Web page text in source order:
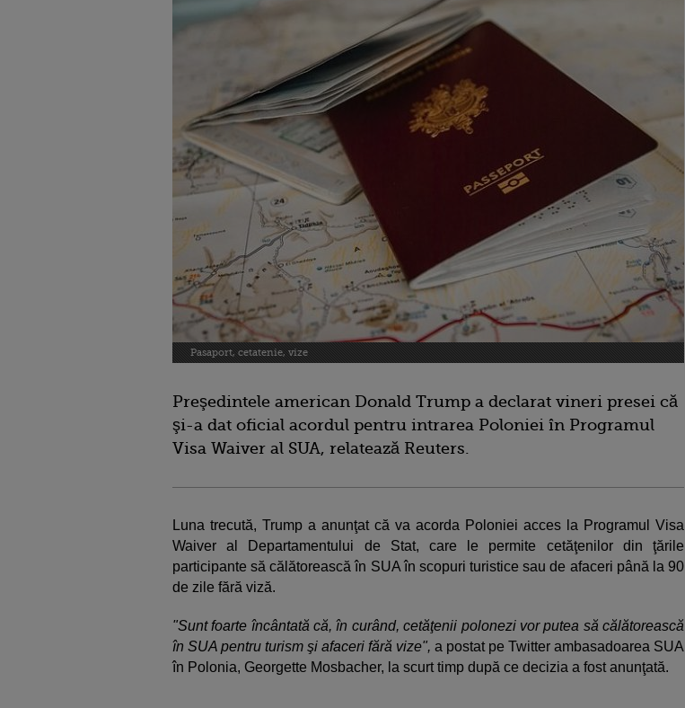
Pasaport, cetatenie, vize
Preşedintele american Donald Trump a declarat vineri presei că
şi-a dat oficial acordul pentru intrarea Poloniei în Programul
Visa Waiver al SUA, relatează Reuters.
Luna trecută, Trump a anunţat că va acorda Poloniei acces la Programul Visa
Waiver al Departamentului de Stat, care le permite cetăţenilor din ţările
participante să călătorească în SUA în scopuri turistice sau de afaceri până la 90
de zile fără viză.
"Sunt foarte încântată că, în curând, cetăţenii polonezi vor putea să călătorească
în SUA pentru turism şi afaceri fără vize", a postat pe Twitter ambasadoarea SUA
în Polonia, Georgette Mosbacher, la scurt timp după ce decizia a fost anunţată.